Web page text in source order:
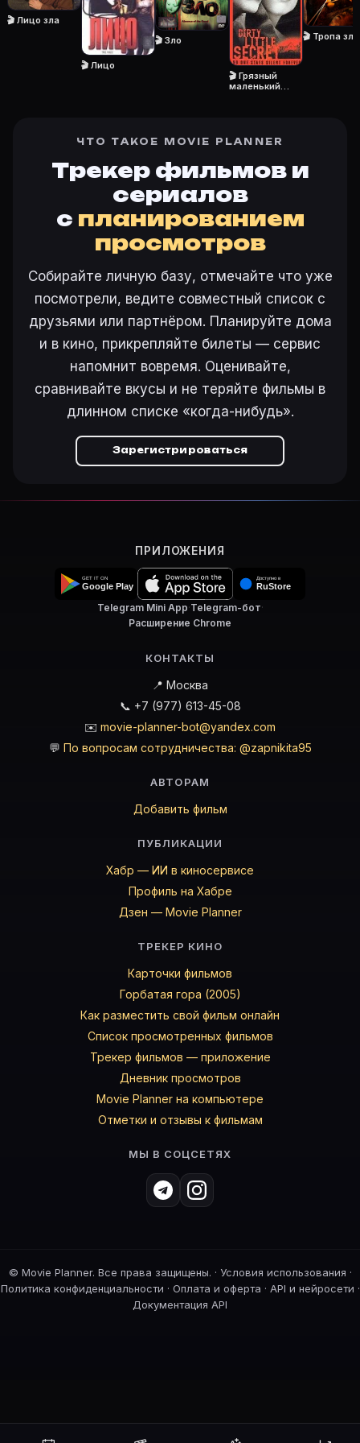
Режиссёр — Rob Fresco. В фильме «Лицо зла
Как добавить «Лицо зла» в свой список фильмов?
Откройте «Лицо зла (1996)» на Movie Planner,
Как поставить напоминание о премьере «Лицо зла»
На карточке «Лицо зла (1996)» на Movie Planner
Ещё на Movie Planner
Интересные факты о фильмах·Как вести watchlist
Фильм 77647
Войти в кабинет— сохранить «Лицо зла» в свою
🎬 Лицо зла
🎬 Лицо
🎬 Зло
🎬 Грязный
маленький
🎬 Тропа зла
ЧТО ТАКОЕ MOVIE PLANNER
Трекер фильмов и
сериалов
с планированием
просмотров
Собирайте личную базу, отмечайте что уже
посмотрели, ведите совместный список с
друзьями или партнёром. Планируйте дома
и в кино, прикрепляйте билеты — сервис
напомнит вовремя. Оценивайте,
сравнивайте вкусы и не теряйте фильмы в
длинном списке «когда-нибудь».
Зарегистрироваться
ПРИЛОЖЕНИЯ
Telegram Mini App·Telegram-бот·
Расширение Chrome
КОНТАКТЫ
📍 Москва
📞 +7 (977) 613-45-08
✉️ movie-planner-bot@yandex.com
💬 По вопросам сотрудничества: @zapnikita95
АВТОРАМ
Добавить фильм
ПУБЛИКАЦИИ
Хабр — ИИ в киносервисе
Профиль на Хабре
Дзен — Movie Planner
ТРЕКЕР КИНО
Карточки фильмов
Горбатая гора (2005)
Как разместить свой фильм онлайн
Список просмотренных фильмов
Трекер фильмов — приложение
Дневник просмотров
Movie Planner на компьютере
Отметки и отзывы к фильмам
МЫ В СОЦСЕТЯХ
© Movie Planner. Все права защищены. · Условия использования ·
Политика конфиденциальности · Оплата и оферта · API и нейросети ·
Документация API